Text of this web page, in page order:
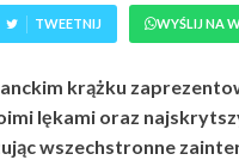
TWEETNIJ WYŚLIJ NA
krążku
lękami oraz
wszechstronne